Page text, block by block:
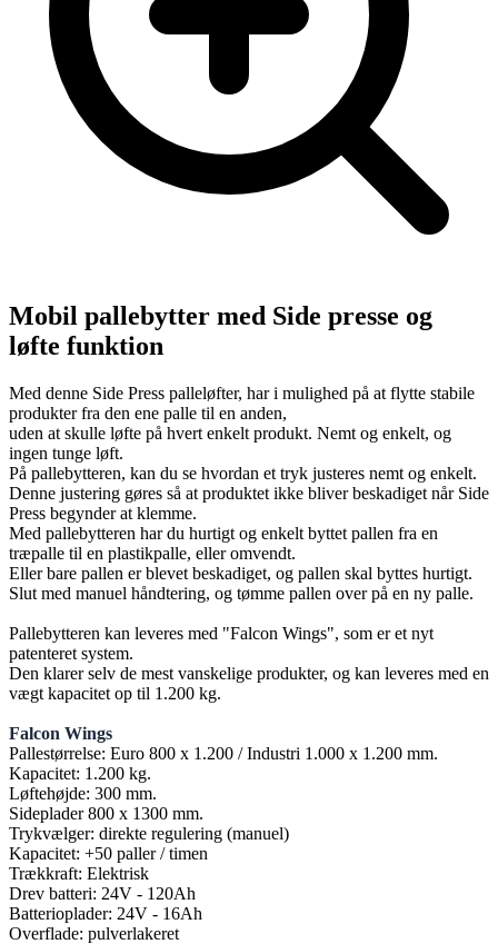
Mobil pallebytter med Side presse og
løfte funktion
Med denne Side Press palleløfter, har i mulighed på at flytte stabile
produkter fra den ene palle til en anden,
uden at skulle løfte på hvert enkelt produkt. Nemt og enkelt, og
ingen tunge løft.
På pallebytteren, kan du se hvordan et tryk justeres nemt og enkelt.
Denne justering gøres så at produktet ikke bliver beskadiget når Side
Press begynder at klemme.
Med pallebytteren har du hurtigt og enkelt byttet pallen fra en
træpalle til en plastikpalle, eller omvendt.
Eller bare pallen er blevet beskadiget, og pallen skal byttes hurtigt.
Slut med manuel håndtering, og tømme pallen over på en ny palle.
Pallebytteren kan leveres med "Falcon Wings", som er et nyt
patenteret system.
Den klarer selv de mest vanskelige produkter, og kan leveres med en
vægt kapacitet op til 1.200 kg.
Falcon Wings
Pallestørrelse: Euro 800 x 1.200 / Industri 1.000 x 1.200 mm.
Kapacitet: 1.200 kg.
Løftehøjde: 300 mm.
Sideplader 800 x 1300 mm.
Trykvælger: direkte regulering (manuel)
Kapacitet: +50 paller / timen
Trækkraft: Elektrisk
Drev batteri: 24V - 120Ah
Batterioplader: 24V - 16Ah
Overflade: pulverlakeret